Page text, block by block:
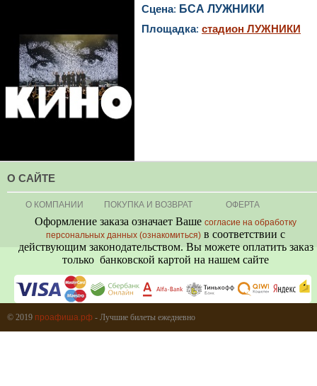
Сцена: БСА ЛУЖНИКИ
Площадка: стадион ЛУЖНИКИ
О САЙТЕ
О КОМПАНИИ ПОКУПКА И ВОЗВРАТ ОФЕРТА
Оформление заказа означает Ваше согласие на обработку
персональных данных (ознакомиться) в соответствии с
действующим законодательством. Вы можете оплатить заказ
только банковской картой на нашем сайте
© 2019 проафиша.рф - Лучшие билеты ежедневно